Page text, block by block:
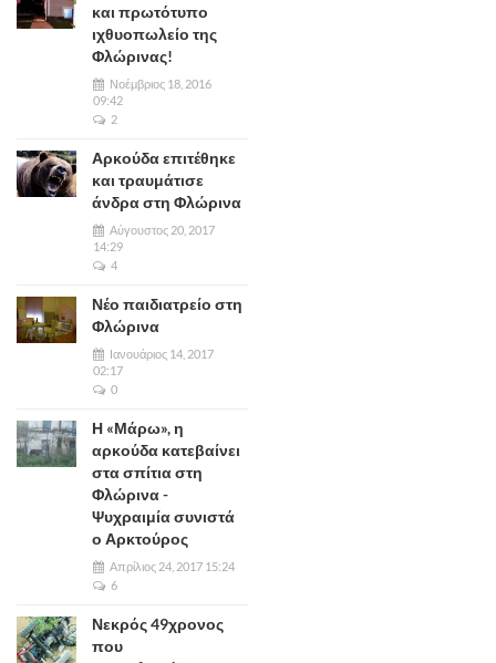
και πρωτότυπο
ιχθυοπωλείο της
Φλώρινας!
Νοέμβριος 18, 2016
09:42
2
Αρκούδα επιτέθηκε
και τραυμάτισε
άνδρα στη Φλώρινα
Αύγουστος 20, 2017
14:29
4
Νέο παιδιατρείο στη
Φλώρινα
Ιανουάριος 14, 2017
02:17
0
Η «Μάρω», η
αρκούδα κατεβαίνει
στα σπίτια στη
Φλώρινα -
Ψυχραιμία συνιστά
ο Αρκτούρος
Απρίλιος 24, 2017 15:24
6
Νεκρός 49χρονος
που